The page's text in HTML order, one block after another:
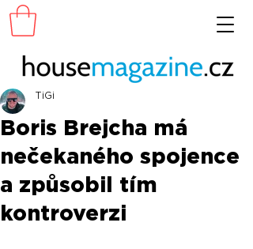
Boris Brejcha má
nečekaného spojence
a způsobil tím
kontroverzi
TiGi